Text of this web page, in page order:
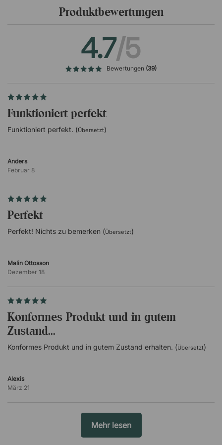
Armlehnen werden häufiger genutzt, als wir oft denken.
Unterstützung kann die Belastung stattdessen punktuell
und anstrengend werden. Mit ergonomischen
Armlehnenkissen erhältst du eine weichere und
nachgiebigere Oberfläche, die den Druck auf Unterarme
Unterschied, besonders bei langen Arbeitstagen vor dem
Produktbewertungen
4.7/5
Bewertungen (39)
Funktioniert perfekt
Funktioniert perfekt. (Übersetzt)
Anders
Februar 8
Perfekt
Perfekt! Nichts zu bemerken (Übersetzt)
Malin Ottosson
Dezember 18
Konformes Produkt und in gutem
Zustand...
Konformes Produkt und in gutem Zustand erhalten. (Übersetzt)
Alexis
März 21
Mehr lesen